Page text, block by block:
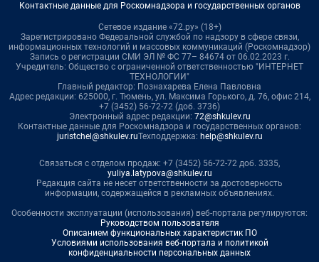
Контактные данные для Роскомнадзора и государственных органов
Сетевое издание «72.ру» (18+)
Зарегистрировано Федеральной службой по надзору в сфере связи,
информационных технологий и массовых коммуникаций (Роскомнадзор)
Запись о регистрации СМИ ЭЛ № ФС 77– 84674 от 06.02.2023 г.
Учредитель: Общество с ограниченной ответственностью "ИНТЕРНЕТ
ТЕХНОЛОГИИ"
Главный редактор: Познахарева Елена Павловна
Адрес редакции: 625000, г. Тюмень, ул. Максима Горького, д. 76, офис 214,
+7 (3452) 56-72-72 (доб. 3736)
Электронный адрес редакции: 72@shkulev.ru
Контактные данные для Роскомнадзора и государственных органов:
juristchel@shkulev.ruТехподдержка: help@shkulev.ru
Связаться с отделом продаж: +7 (3452) 56-72-72 доб. 3335,
yuliya.latypova@shkulev.ru
Редакция сайта не несет ответственности за достоверность
информации, содержащейся в рекламных объявлениях.
Особенности эксплуатации (использования) веб-портала регулируются:
Руководством пользователя
Описанием функциональных характеристик ПО
Условиями использования веб-портала и политикой
конфиденциальности персональных данных